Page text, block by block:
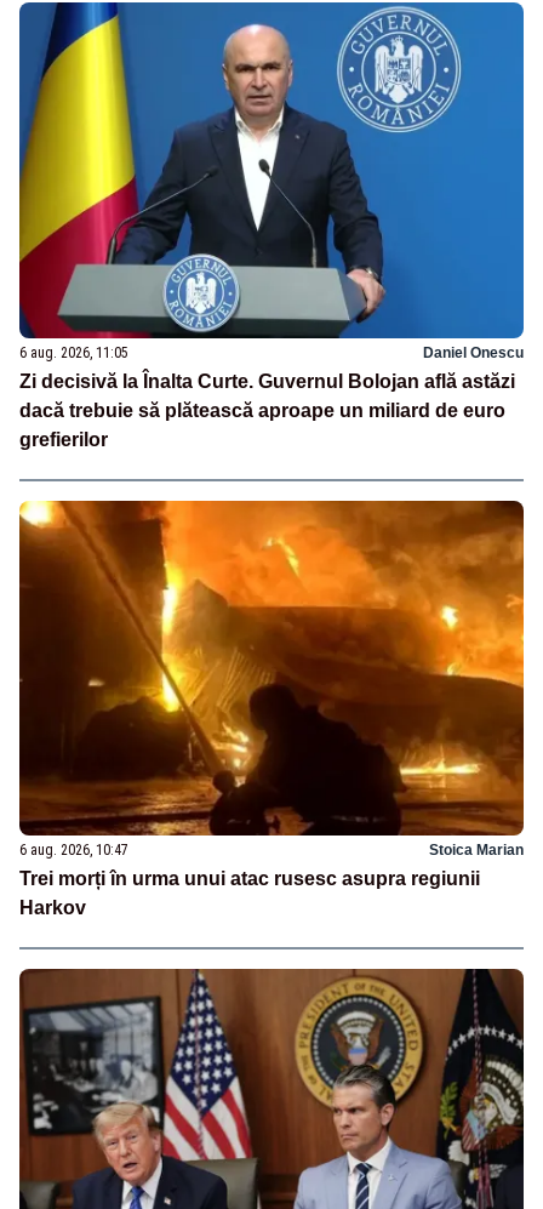
6 aug. 2026, 11:05 Daniel Onescu
Zi decisivă la Înalta Curte. Guvernul Bolojan află astăzi
dacă trebuie să plătească aproape un miliard de euro
grefierilor
6 aug. 2026, 10:47 Stoica Marian
Trei morți în urma unui atac rusesc asupra regiunii
Harkov